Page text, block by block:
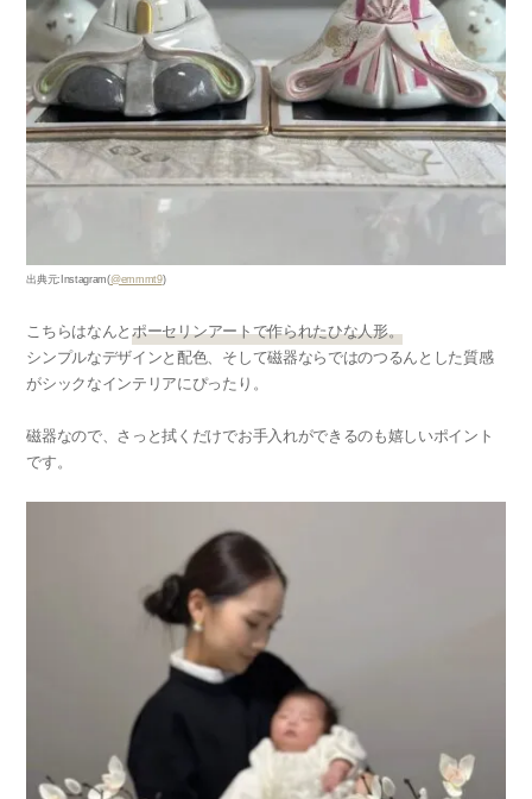
出典元:Instagram(@emmmt9)
こちらはなんとポーセリンアートで作られたひな人形。
シンプルなデザインと配色、そして磁器ならではのつるんとした質感
がシックなインテリアにぴったり。
磁器なので、さっと拭くだけでお手入れができるのも嬉しいポイント
です。